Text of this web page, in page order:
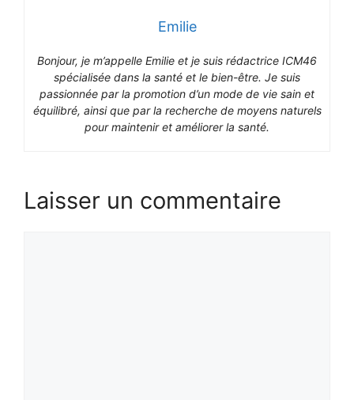
Emilie
Bonjour, je m’appelle Emilie et je suis rédactrice ICM46
spécialisée dans la santé et le bien-être. Je suis
passionnée par la promotion d’un mode de vie sain et
équilibré, ainsi que par la recherche de moyens naturels
pour maintenir et améliorer la santé.
Laisser un commentaire